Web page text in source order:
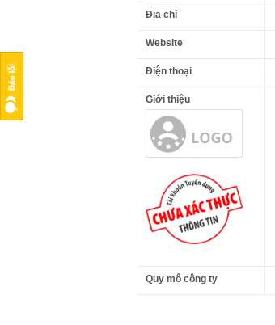
Địa chỉ
Website
Điện thoại
Giới thiệu
Quy mô công ty